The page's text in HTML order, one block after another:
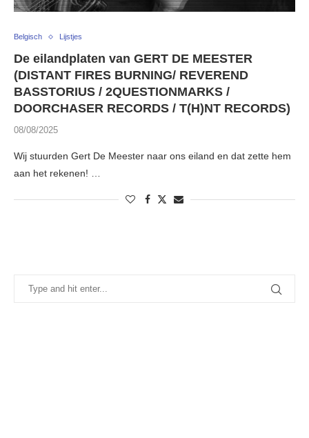
Belgisch Lijstjes
De eilandplaten van GERT DE MEESTER
(DISTANT FIRES BURNING/ REVEREND
BASSTORIUS / 2QUESTIONMARKS /
DOORCHASER RECORDS / T(H)NT RECORDS)
08/08/2025
Wij stuurden Gert De Meester naar ons eiland en dat zette hem
aan het rekenen! …